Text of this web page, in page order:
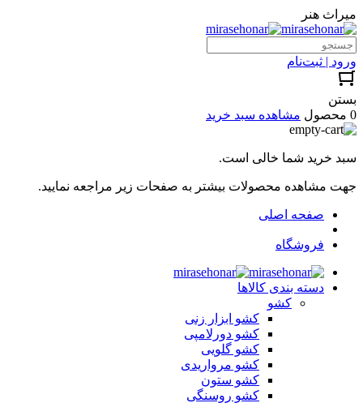
میراث هنر
ورود | ثبت‌نام
بستن
0 محصول
مشاهده سبد خرید
سبد خرید شما خالی است.
جهت مشاهده محصولات بیشتر به صفحات زیر مراجعه نمایید.
صفحه اصلی
فروشگاه
دسته بندی کالاها
کشو
کشو ابزار زنی
کشو دورلامپی
کشو گلویی
کشو مرواریدی
کشو ستون
کشو روسنگی